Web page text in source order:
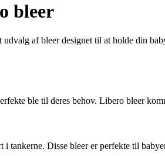
bleer
af bleer designet til at holde din
ble til deres behov. Libero bleer
tankerne. Disse bleer er perfekte til